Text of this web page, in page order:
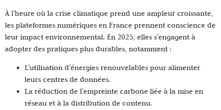
À l’heure où la crise climatique prend une ampleur croissante,
les plateformes numériques en France prennent conscience de
leur impact environnemental. En 2025, elles s’engagent à
adopter des pratiques plus durables, notamment :
L’utilisation d’énergies renouvelables pour alimenter
leurs centres de données.
La réduction de l’empreinte carbone liée à la mise en
réseau et à la distribution de contenu.